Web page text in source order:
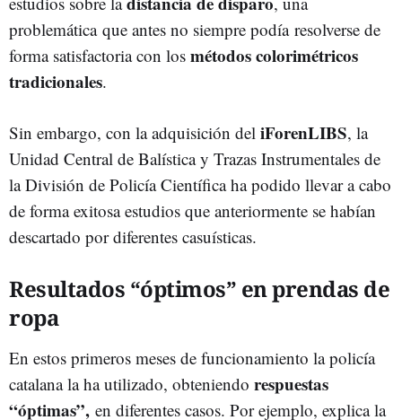
problemática que antes no siempre podía resolverse de
forma satisfactoria con los métodos colorimétricos
tradicionales.
Sin embargo, con la adquisición del iForenLIBS, la
Unidad Central de Balística y Trazas Instrumentales de
la División de Policía Científica ha podido llevar a cabo
de forma exitosa estudios que anteriormente se habían
descartado por diferentes casuísticas.
Resultados “óptimos” en prendas de
ropa
En estos primeros meses de funcionamiento la policía
catalana la ha utilizado, obteniendo respuestas
“óptimas”, en diferentes casos. Por ejemplo, explica la